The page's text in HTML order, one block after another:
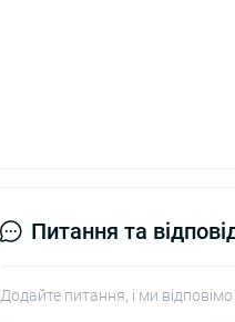
Питання та
Додайте питання, і ми